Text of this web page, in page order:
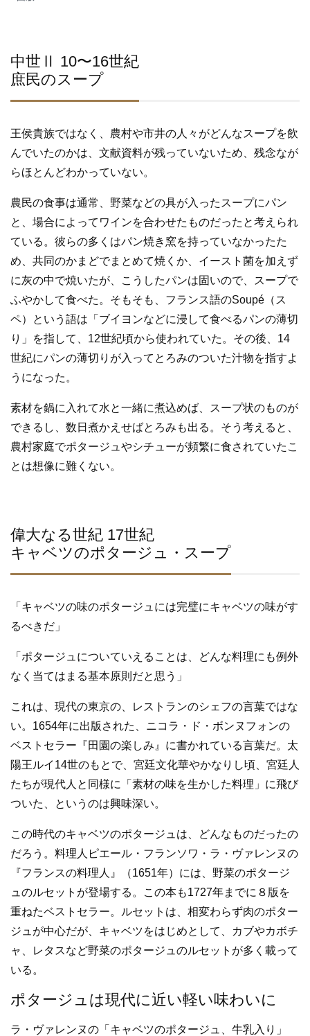
中世Ⅱ 10〜16世紀
庶民のスープ
王侯貴族ではなく、農村や市井の人々がどんなスープを飲
んでいたのかは、文献資料が残っていないため、残念なが
らほとんどわかっていない。
農民の食事は通常、野菜などの具が入ったスープにパン
と、場合によってワインを合わせたものだったと考えられ
ている。彼らの多くはパン焼き窯を持っていなかったた
め、共同のかまどでまとめて焼くか、イースト菌を加えず
に灰の中で焼いたが、こうしたパンは固いので、スープで
ふやかして食べた。そもそも、フランス語のSoupé（ス
ペ）という語は「ブイヨンなどに浸して食べるパンの薄切
り」を指して、12世紀頃から使われていた。その後、14
世紀にパンの薄切りが入ってとろみのついた汁物を指すよ
うになった。
素材を鍋に入れて水と一緒に煮込めば、スープ状のものが
できるし、数日煮かえせばとろみも出る。そう考えると、
農村家庭でポタージュやシチューが頻繁に食されていたこ
とは想像に難くない。
偉大なる世紀 17世紀
キャベツのポタージュ・スープ
「キャベツの味のポタージュには完璧にキャベツの味がす
るべきだ」
「ポタージュについていえることは、どんな料理にも例外
なく当てはまる基本原則だと思う」
これは、現代の東京の、レストランのシェフの言葉ではな
い。1654年に出版された、ニコラ・ド・ボンヌフォンの
ベストセラー『田園の楽しみ』に書かれている言葉だ。太
陽王ルイ14世のもとで、宮廷文化華やかなりし頃、宮廷人
たちが現代人と同様に「素材の味を生かした料理」に飛び
ついた、というのは興味深い。
この時代のキャベツのポタージュは、どんなものだったの
だろう。料理人ピエール・フランソワ・ラ・ヴァレンヌの
『フランスの料理人』（1651年）には、野菜のポタージ
ュのルセットが登場する。この本も1727年までに８版を
重ねたベストセラー。ルセットは、相変わらず肉のポター
ジュが中心だが、キャベツをはじめとして、カブやカボチ
ャ、レタスなど野菜のポタージュのルセットが多く載って
いる。
ポタージュは現代に近い軽い味わいに
ラ・ヴァレンヌの「キャベツのポタージュ、牛乳入り」